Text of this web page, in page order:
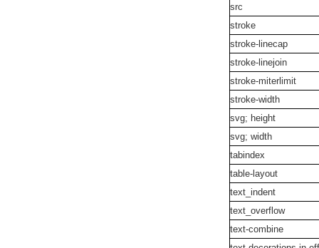
src
stroke
stroke-linecap
stroke-linejoin
stroke-miterlimit
stroke-width
svg; height
svg; width
tabindex
table-layout
text_indent
text_overflow
text-combine